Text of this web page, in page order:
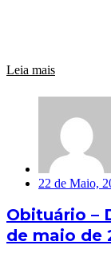
Leia mais
22 de Maio,
Obituário –
de maio de